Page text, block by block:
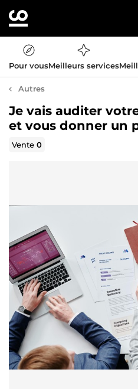
Pour vousMeilleurs services
Autres
Je vais auditer
et vous donner un
Vente0